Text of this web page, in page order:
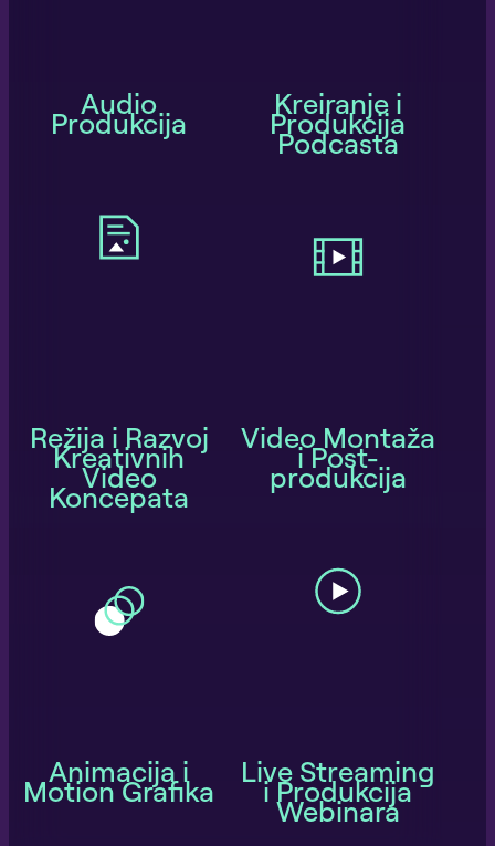
Audio
Produkcija
Kreiranje i
Produkcija
Podcasta
Režija i Razvoj
Kreativnih
Video
Koncepata
Video Montaža
i Post-
produkcija
Animacija i
Motion Grafika
Live Streaming
i Produkcija
Webinara